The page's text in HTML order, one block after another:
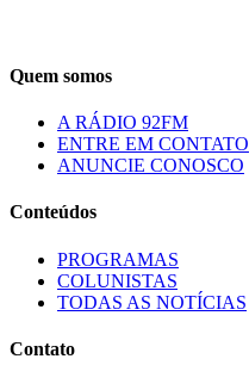
Quem somos
A RÁDIO 92FM
ENTRE EM CONTATO
ANUNCIE CONOSCO
Conteúdos
PROGRAMAS
COLUNISTAS
TODAS AS NOTÍCIAS
Contato